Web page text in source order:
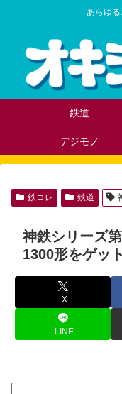
あらゆ
鉄道
デジモノ
鉄コレ 鉄道
神鉄シリーズ
1300形をゲッ
X
LINE